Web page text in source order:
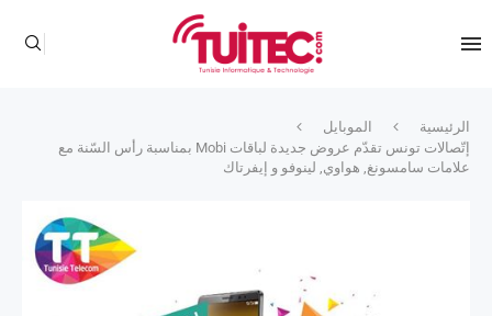
الرئيسية
الموبايل
إتّصالات تونس تقدّم عروض جديدة لباقات Mobi بمناسبة رأس السّنة مع
علامات سامسونغ, هواوي, لينوفو و إيفرتاك